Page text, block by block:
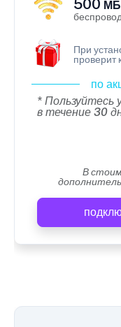
500
При
проверит
по
* Пользуйтесь
в течение 30
В